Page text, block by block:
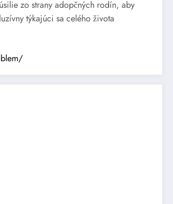
zo strany adopčných rodín, aby
týkajúci sa celého života